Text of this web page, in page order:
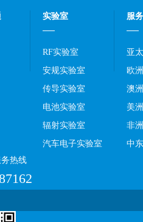
实验室
RF实验室
安规实验室
传导实验室
电池实验室
辐射实验室
汽车电子实验室
服
亚
欧洲
澳洲
美洲
非洲
中东
热线